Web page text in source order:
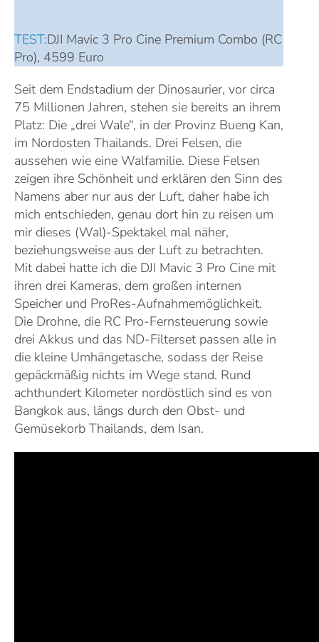
TEST:DJI Mavic 3 Pro Cine Premium Combo (RC
Pro), 4599 Euro
Seit dem Endstadium der Dinosaurier, vor circa
75 Millionen Jahren, stehen sie bereits an ihrem
Platz: Die „drei Wale“, in der Provinz Bueng Kan,
im Nordosten Thailands. Drei Felsen, die
aussehen wie eine Walfamilie. Diese Felsen
zeigen ihre Schönheit und erklären den Sinn des
Namens aber nur aus der Luft, daher habe ich
mich entschieden, genau dort hin zu reisen um
mir dieses (Wal)-Spektakel mal näher,
beziehungsweise aus der Luft zu betrachten.
Mit dabei hatte ich die DJI Mavic 3 Pro Cine mit
ihren drei Kameras, dem großen internen
Speicher und ProRes-Aufnahmemöglichkeit.
Die Drohne, die RC Pro-Fernsteuerung sowie
drei Akkus und das ND-Filterset passen alle in
die kleine Umhängetasche, sodass der Reise
gepäckmäßig nichts im Wege stand. Rund
achthundert Kilometer nordöstlich sind es von
Bangkok aus, längs durch den Obst- und
Gemüsekorb Thailands, dem Isan.